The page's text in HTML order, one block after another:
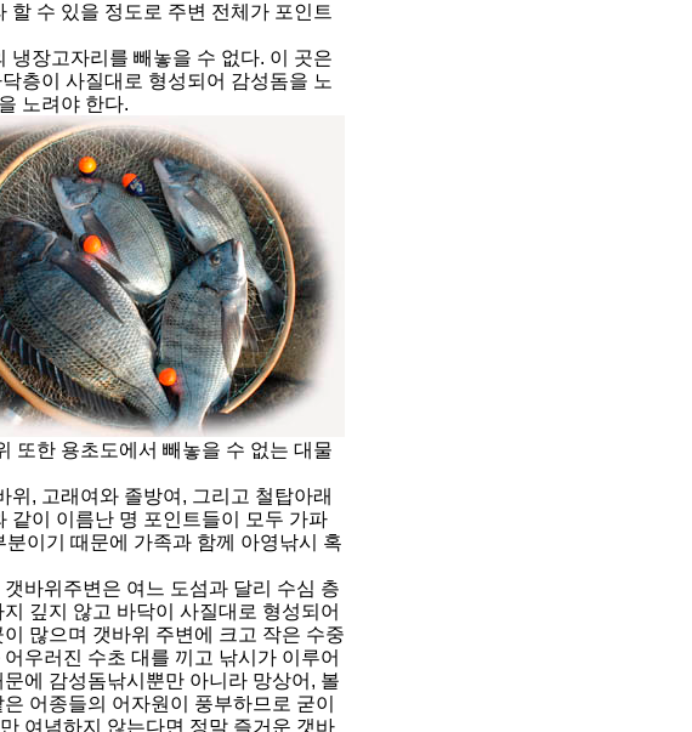
수 있을 정도로 주변 전체가 포인트
냉장고자리를 빼놓을 수 없다. 이 곳은
층이 사질대로 형성되어 감성돔을 노
노려야 한다.
또한 용초도에서 빼놓을 수 없는 대물
, 고래여와 졸방여, 그리고 철탑아래
같이 이름난 명 포인트들이 모두 가파
이기 때문에 가족과 함께 아영낚시 혹
갯바위주변은 여느 도섬과 달리 수심 층
지 깊지 않고 바닥이 사질대로 형성되어
이 많으며 갯바위 주변에 크고 작은 수중
어우러진 수초 대를 끼고 낚시가 이루어
문에 감성돔낚시뿐만 아니라 망상어, 볼
은 어종들의 어자원이 풍부하므로 굳이
여념하지 않는다면 정말 즐거운 갯바